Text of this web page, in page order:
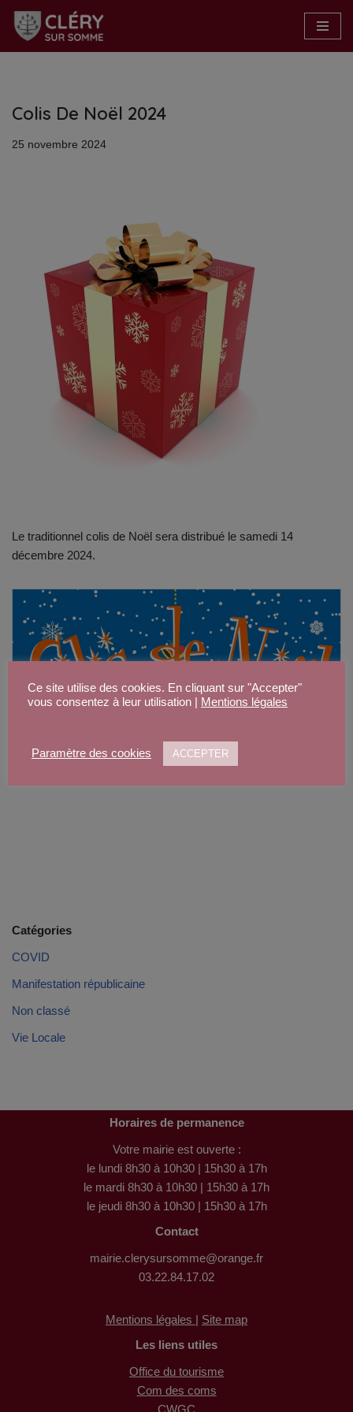
Aller
Colis De Noël 2024
25 novembre 2024
Le traditionnel colis de Noël sera distribué le samedi 14
décembre 2024.
Catégories
COVID
Manifestation républicaine
Non classé
Vie Locale
Horaires de permanence
Votre mairie est ouverte :
le lundi 8h30 à 10h30 | 15h30 à 17h
le mardi 8h30 à 10h30 | 15h30 à 17h
le jeudi 8h30 à 10h30 | 15h30 à 17h
Contact
mairie.clerysursomme@orange.fr
03.22.84.17.02
Mentions légales | Site map
Les liens utiles
Office du tourisme
Com des coms
CWGC
Ce site utilise des cookies. En cliquant sur "Accepter"
vous consentez à leur utilisation | Mentions légales
Paramètre des cookies ACCEPTER